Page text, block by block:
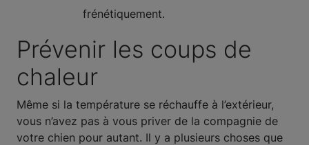
frénétiquement.
Prévenir les coups de
chaleur
Même si la température se réchauffe à l’extérieur,
vous n’avez pas à vous priver de la compagnie de
votre chien pour autant. Il y a plusieurs choses que